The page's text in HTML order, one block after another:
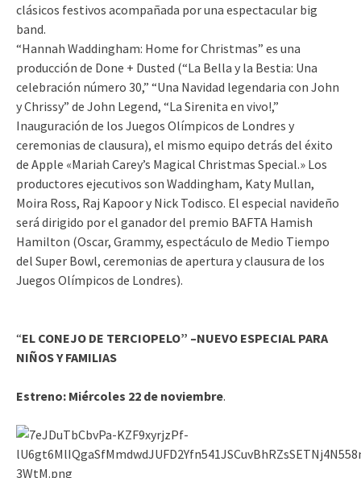
clásicos festivos acompañada por una espectacular big
band.
“Hannah Waddingham: Home for Christmas” es una
producción de Done + Dusted (“La Bella y la Bestia: Una
celebración número 30,” “Una Navidad legendaria con John
y Chrissy” de John Legend, “La Sirenita en vivo!,”
Inauguración de los Juegos Olímpicos de Londres y
ceremonias de clausura), el mismo equipo detrás del éxito
de Apple «Mariah Carey’s Magical Christmas Special.» Los
productores ejecutivos son Waddingham, Katy Mullan,
Moira Ross, Raj Kapoor y Nick Todisco. El especial navideño
será dirigido por el ganador del premio BAFTA Hamish
Hamilton (Oscar, Grammy, espectáculo de Medio Tiempo
del Super Bowl, ceremonias de apertura y clausura de los
Juegos Olímpicos de Londres).
“EL CONEJO DE TERCIOPELO” –NUEVO ESPECIAL PARA
NIÑOS Y FAMILIAS
Estreno: Miércoles 22 de noviembre.